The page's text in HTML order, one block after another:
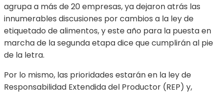
agrupa a más de 20 empresas, ya dejaron atrás las
innumerables discusiones por cambios a la ley de
etiquetado de alimentos, y este año para la puesta en
marcha de la segunda etapa dice que cumplirán al pie
de la letra.
Por lo mismo, las prioridades estarán en la ley de
Responsabilidad Extendida del Productor (REP) y,